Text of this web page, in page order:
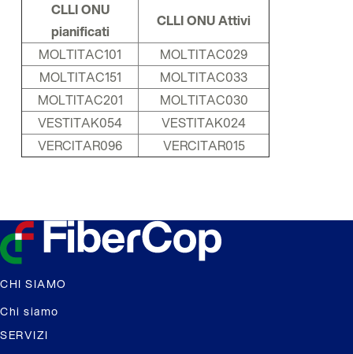
CLLI ONU
pianificati
CLLI ONU Attivi
MOLTITAC101
MOLTITAC029
MOLTITAC151
MOLTITAC033
MOLTITAC201
MOLTITAC030
VESTITAK054
VESTITAK024
VERCITAR096
VERCITAR015
CHI SIAMO
Chi siamo
SERVIZI